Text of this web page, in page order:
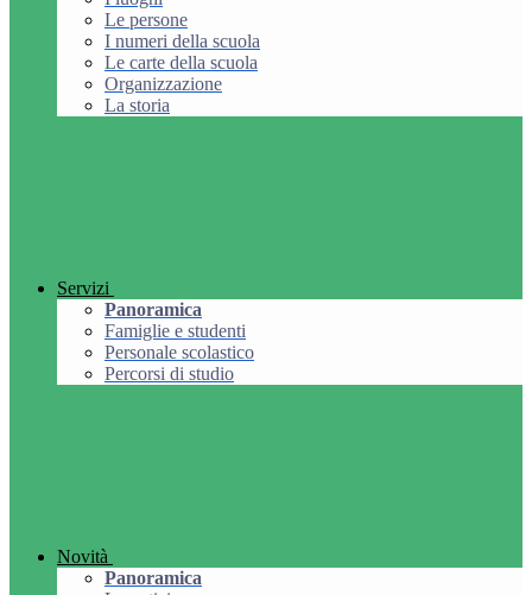
Le persone
I numeri della scuola
Le carte della scuola
Organizzazione
La storia
Servizi
Panoramica
Famiglie e studenti
Personale scolastico
Percorsi di studio
Novità
Panoramica